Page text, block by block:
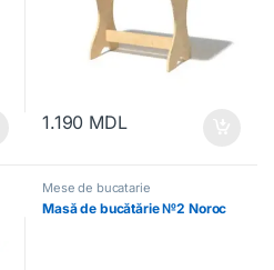
1.190 MDL
Mese de bucatarie
Masă de bucătărie №2 Noroc